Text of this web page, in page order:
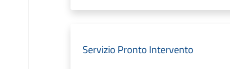
Servizio Pronto Intervento